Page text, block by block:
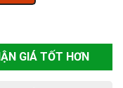
GIÁ TỐT HƠN